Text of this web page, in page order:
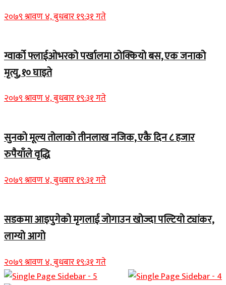
२०७९ श्रावण ४, बुधबार १९:३१ गते
ग्वार्को फ्लाईओभरको पर्खालमा ठोक्कियो बस, एक जनाको
मृत्यु, १० घाइते
२०७९ श्रावण ४, बुधबार १९:३१ गते
सुनको मूल्य तोलाको तीनलाख नजिक, एकै दिन ८ हजार
रुपैयाँले वृद्धि
२०७९ श्रावण ४, बुधबार १९:३१ गते
सडकमा आइपुगेको मृगलाई जोगाउन खोज्दा पल्टियो ट्यांकर,
लाग्यो आगो
२०७९ श्रावण ४, बुधबार १९:३१ गते